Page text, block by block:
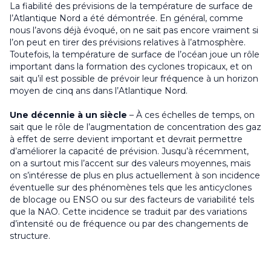
La fiabilité des prévisions de la température de surface de
l’Atlantique Nord a été démontrée. En général, comme
nous l’avons déjà évoqué, on ne sait pas encore vraiment si
l’on peut en tirer des prévisions relatives à l’atmosphère.
Toutefois, la température de surface de l’océan joue un rôle
important dans la formation des cyclones tropicaux, et on
sait qu’il est possible de prévoir leur fréquence à un horizon
moyen de cinq ans dans l’Atlantique Nord.
Une décennie à un siècle – À ces échelles de temps, on
sait que le rôle de l’augmentation de concentration des gaz
à effet de serre devient important et devrait permettre
d’améliorer la capacité de prévision. Jusqu’à récemment,
on a surtout mis l’accent sur des valeurs moyennes, mais
on s’intéresse de plus en plus actuellement à son incidence
éventuelle sur des phénomènes tels que les anticyclones
de blocage ou ENSO ou sur des facteurs de variabilité tels
que la NAO. Cette incidence se traduit par des variations
d’intensité ou de fréquence ou par des changements de
structure.